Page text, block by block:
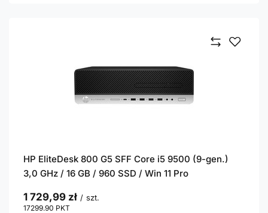
HP EliteDesk 800 G5 SFF Core i5 9500 (9-gen.)
3,0 GHz / 16 GB / 960 SSD / Win 11 Pro
1 729,99 zł / szt.
17299.90 PKT